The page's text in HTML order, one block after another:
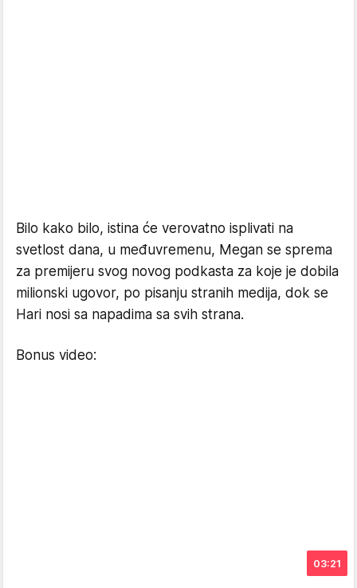
Bilo kako bilo, istina će verovatno isplivati na
svetlost dana, u međuvremenu, Megan se sprema
za premijeru svog novog podkasta za koje je dobila
milionski ugovor, po pisanju stranih medija, dok se
Hari nosi sa napadima sa svih strana.
Bonus video:
03:21